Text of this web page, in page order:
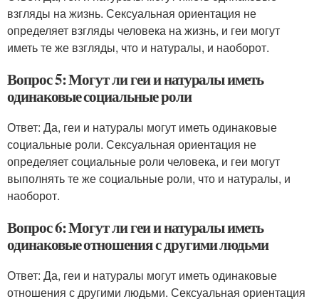
взгляды на жизнь. Сексуальная ориентация не
определяет взгляды человека на жизнь, и геи могут
иметь те же взгляды, что и натуралы, и наоборот.
Вопрос 5: Могут ли геи и натуралы иметь
одинаковые социальные роли
Ответ: Да, геи и натуралы могут иметь одинаковые
социальные роли. Сексуальная ориентация не
определяет социальные роли человека, и геи могут
выполнять те же социальные роли, что и натуралы, и
наоборот.
Вопрос 6: Могут ли геи и натуралы иметь
одинаковые отношения с другими людьми
Ответ: Да, геи и натуралы могут иметь одинаковые
отношения с другими людьми. Сексуальная ориентация